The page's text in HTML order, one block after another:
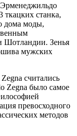
ткацких станка,
дома моды,
Шотландии. Зенья
мужских
считались
Zegna было самое
превосходного
методов